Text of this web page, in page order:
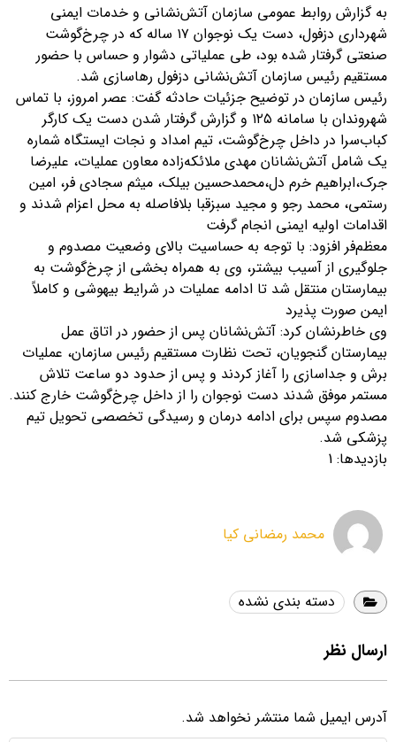
به گزارش روابط عمومی سازمان آتش‌نشانی و خدمات ایمنی
شهرداری دزفول، دست یک نوجوان ۱۷ ساله که در چرخ‌گوشت
صنعتی گرفتار شده بود، طی عملیاتی دشوار و حساس با حضور
مستقیم رئیس سازمان آتش‌نشانی دزفول رهاسازی شد.
رئیس سازمان در توضیح جزئیات حادثه گفت: عصر امروز، با تماس
شهروندان با سامانه ۱۲۵ و گزارش گرفتار شدن دست یک کارگر
کباب‌سرا در داخل چرخ‌گوشت، تیم امداد و نجات ایستگاه شماره
یک شامل آتش‌نشانان مهدی ملائکه‌زاده معاون عملیات، علیرضا
جرک،ابراهیم خرم دل،محمدحسین بیلک، میثم سجادی‌ فر، امین
رستمی، محمد رجو و مجید سبزقبا بلافاصله به محل اعزام شدند و
اقدامات اولیه ایمنی انجام گرفت
معظم‌فر افزود: با توجه به حساسیت بالای وضعیت مصدوم و
جلوگیری از آسیب بیشتر، وی به همراه بخشی از چرخ‌گوشت به
بیمارستان منتقل شد تا ادامه عملیات در شرایط بیهوشی و کاملاً
ایمن صورت پذیرد
وی خاطرنشان کرد: آتش‌نشانان پس از حضور در اتاق عمل
بیمارستان گنجویان، تحت نظارت مستقیم رئیس سازمان، عملیات
برش و جداسازی را آغاز کردند و پس از حدود دو ساعت تلاش
مستمر موفق شدند دست نوجوان را از داخل چرخ‌گوشت خارج کنند.
مصدوم سپس برای ادامه درمان و رسیدگی تخصصی تحویل تیم
پزشکی شد.
بازدیدها: 1
محمد رمضانی کیا
دسته بندی نشده
ارسال نظر
آدرس ایمیل شما منتشر نخواهد شد.